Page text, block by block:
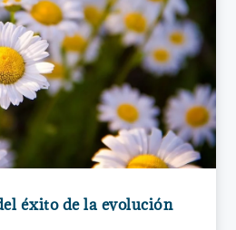
éxito de la evolución